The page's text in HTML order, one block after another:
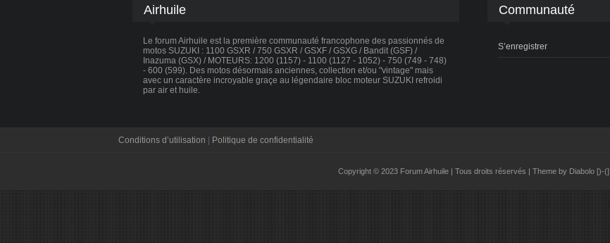
Airhuile
Le forum Airhuile est la première communauté francophone des passionnés de
motos SUZUKI : 1100 GSXR / 750 GSXR / GSXF / GSXG / Bandit (GSF) /
Inazuma (GSX) / MOTEURS: 1200 (1157) - 1100 (1127 - 1052) - 750 (749 - 748)
- 600 (599). Des motos désormais anciennes, collection et/ou "vintage" mais
avec un caractère incroyable graçe au légendaire bloc moteur SUZUKI refroidi
par air et huile.
Communauté
S’enregistrer
Conditions d’utilisation Politique de confidentialité
Copyright © 2023 Forum Airhuile | Tous droits réservés | Theme by Diabolo [)-(]